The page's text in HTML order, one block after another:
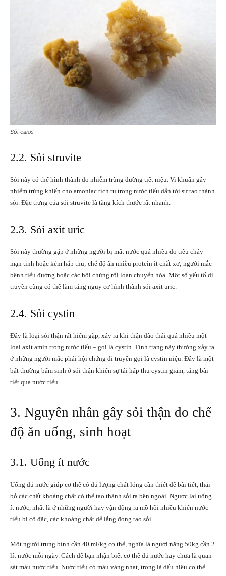
Sỏi canxi
2.2. Sỏi struvite
Sỏi này có thể hình thành do nhiễm trùng đường tiết niệu. Vi khuẩn gây
nhiễm trùng khiến cho amoniac tích tụ trong nước tiểu dẫn tới sự tạo thành
sỏi. Đặc trưng của sỏi struvite là tăng kích thước rất nhanh.
2.3. Sỏi axit uric
Sỏi này thường gặp ở những người bị mất nước quá nhiều do tiêu chảy
mạn tính hoặc kém hấp thu; chế độ ăn nhiều protein ít chất xơ; người mắc
bệnh tiểu đường hoặc các hội chứng rối loạn chuyển hóa. Một số yếu tố di
truyền cũng có thể làm tăng nguy cơ hình thành sỏi axit uric.
2.4. Sỏi cystin
Đây là loại sỏi thận rất hiếm gặp, xảy ra khi thận đào thải quá nhiều một
loại axit amin trong nước tiểu – gọi là cystin. Tình trạng này thường xảy ra
ở những người mắc phải hội chứng di truyền gọi là cystin niệu. Đây là một
bất thường bẩm sinh ở sỏi thận khiến sự tái hấp thu cystin giảm, tăng bài
tiết qua nước tiểu.
3. Nguyên nhân gây sỏi thận do chế
độ ăn uống, sinh hoạt
3.1. Uống ít nước
Uống đủ nước giúp cơ thể có đủ lượng chất lỏng cần thiết để bài tiết, thải
bỏ các chất khoáng chất có thể tạo thành sỏi ra bên ngoài. Ngược lại uống
ít nước, nhất là ở những người hay vận động ra mồ hôi nhiều khiến nước
tiểu bị cô đặc, các khoáng chất dễ lắng đọng tạo sỏi.
Một người trung bình cần 40 ml/kg cơ thể, nghĩa là người nặng 50kg cần 2
lít nước mỗi ngày. Cách để bạn nhận biết cơ thể đủ nước hay chưa là quan
sát màu nước tiểu. Nước tiểu có màu vàng nhạt, trong là dấu hiệu cơ thể